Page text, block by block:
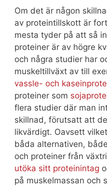
Om det är någon
av proteintillskott är
mesta tyder på att så
proteiner är av högre
och några studier har
muskeltillväxt av till
vassle- och
proteiner som
flera studier där man
skillnad, förutsatt att
likvärdigt. Oavsett
båda alternativen,
och proteiner från
utöka sitt proteinintag
på muskelmassan och